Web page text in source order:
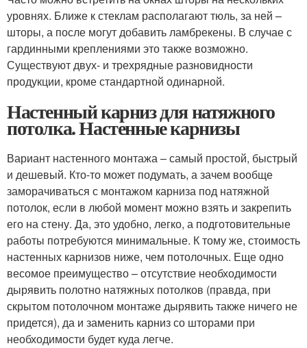
уровнях. Ближе к стеклам располагают тюль, за ней –
шторы, а после могут добавить ламбрекены. В случае с
гардинными креплениями это также возможно.
Существуют двух- и трехрядные разновидности
продукции, кроме стандартной одинарной.
Настенный карниз для натяжного
потолка. Настенные карнизы
Вариант настенного монтажа – самый простой, быстрый
и дешевый. Кто-то может подумать, а зачем вообще
заморачиваться с монтажом карниза под натяжной
потолок, если в любой момент можно взять и закрепить
его на стену. Да, это удобно, легко, а подготовительные
работы потребуются минимальные. К тому же, стоимость
настенных карнизов ниже, чем потолочных. Еще одно
весомое преимущество – отсутствие необходимости
дырявить полотно натяжных потолков (правда, при
скрытом потолочном монтаже дырявить также ничего не
придется), да и заменить карниз со шторами при
необходимости будет куда легче.